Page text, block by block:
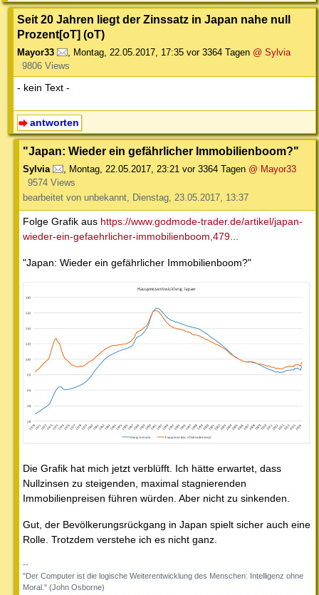
Seit 20 Jahren liegt der Zinssatz in Japan nahe null
Prozent[oT] (oT)
Mayor33 , Montag, 22.05.2017, 17:35 vor 3364 Tagen @ Sylvia
9806 Views
- kein Text -
antworten
"Japan: Wieder ein gefährlicher Immobilienboom?"
Sylvia , Montag, 22.05.2017, 23:21 vor 3364 Tagen @ Mayor33
9574 Views
bearbeitet von unbekannt, Dienstag, 23.05.2017, 13:37
Folge Grafik aus https://www.godmode-trader.de/artikel/japan-
wieder-ein-gefaehrlicher-immobilienboom,479...
"Japan: Wieder ein gefährlicher Immobilienboom?"
Die Grafik hat mich jetzt verblüfft. Ich hätte erwartet, dass
Nullzinsen zu steigenden, maximal stagnierenden
Immobilienpreisen führen würden. Aber nicht zu sinkenden.
Gut, der Bevölkerungsrückgang in Japan spielt sicher auch eine
Rolle. Trotzdem verstehe ich es nicht ganz.
--
"Der Computer ist die logische Weiterentwicklung des Menschen: Intelligenz ohne
Moral." (John Osborne)